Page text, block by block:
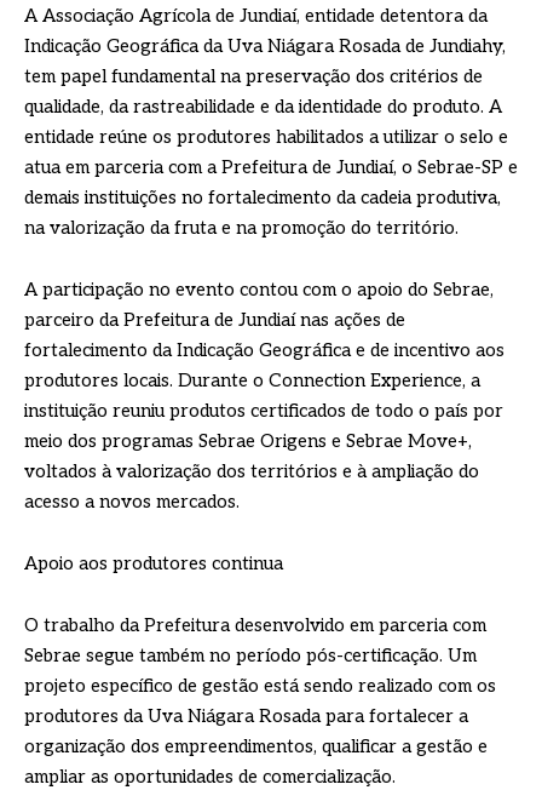
A Associação Agrícola de Jundiaí, entidade detentora da
Indicação Geográfica da Uva Niágara Rosada de Jundiahy,
tem papel fundamental na preservação dos critérios de
qualidade, da rastreabilidade e da identidade do produto. A
entidade reúne os produtores habilitados a utilizar o selo e
atua em parceria com a Prefeitura de Jundiaí, o Sebrae-SP e
demais instituições no fortalecimento da cadeia produtiva,
na valorização da fruta e na promoção do território.
A participação no evento contou com o apoio do Sebrae,
parceiro da Prefeitura de Jundiaí nas ações de
fortalecimento da Indicação Geográfica e de incentivo aos
produtores locais. Durante o Connection Experience, a
instituição reuniu produtos certificados de todo o país por
meio dos programas Sebrae Origens e Sebrae Move+,
voltados à valorização dos territórios e à ampliação do
acesso a novos mercados.
Apoio aos produtores continua
O trabalho da Prefeitura desenvolvido em parceria com
Sebrae segue também no período pós-certificação. Um
projeto específico de gestão está sendo realizado com os
produtores da Uva Niágara Rosada para fortalecer a
organização dos empreendimentos, qualificar a gestão e
ampliar as oportunidades de comercialização.